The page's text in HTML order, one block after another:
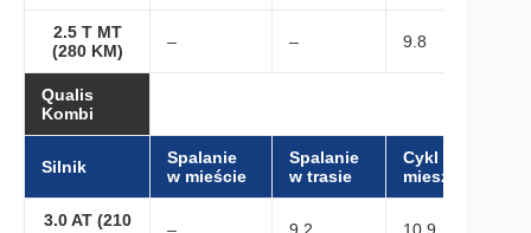
2.5 T MT
(280 KM)
– – 9.8
Qualis
Kombi
Silnik
Spalanie
w mieście
Spalanie
w trasie
Cykl
mieszany
3.0 AT (210